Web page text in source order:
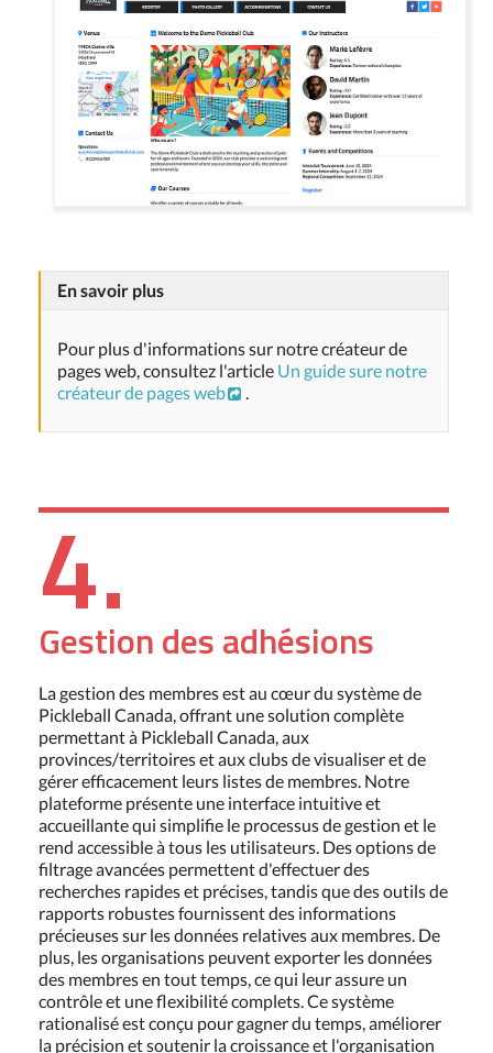
En savoir plus
Pour plus d'informations sur notre créateur de
pages web, consultez l'article Un guide sure notre
créateur de pages web
4.
Gestion des adhésions
La gestion des membres est au cœur du système de
Pickleball Canada, offrant une solution complète
permettant à Pickleball Canada, aux
provinces/territoires et aux clubs de visualiser et de
gérer efficacement leurs listes de membres. Notre
plateforme présente une interface intuitive et
accueillante qui simplifie le processus de gestion et le
rend accessible à tous les utilisateurs. Des options de
filtrage avancées permettent d'effectuer des
recherches rapides et précises, tandis que des outils de
rapports robustes fournissent des informations
précieuses sur les données relatives aux membres. De
plus, les organisations peuvent exporter les données
des membres en tout temps, ce qui leur assure un
contrôle et une flexibilité complets. Ce système
rationalisé est conçu pour gagner du temps, améliorer
la précision et soutenir la croissance et l'organisation